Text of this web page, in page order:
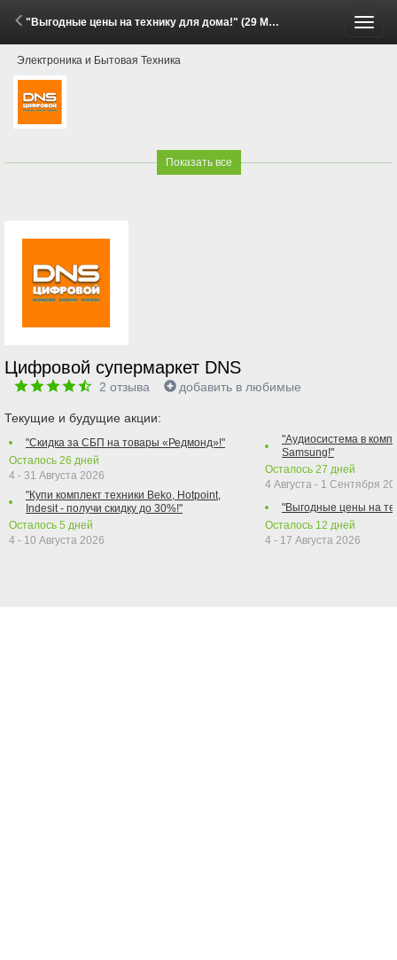
"Выгодные цены на технику для дома!" (29 Мая - 15 Июня 2026)
Электроника и Бытовая Техника
Показать все
Цифровой супермаркет DNS
2 отзыва добавить в любимые
Текущие и будущие акции:
"Скидка за СБП на товары «Редмонд»!"
Осталось 26 дней
4 - 31 Августа 2026
"Купи комплект техники Beko, Hotpoint,
Indesit - получи скидку до 30%!"
Осталось 5 дней
4 - 10 Августа 2026
"Аудиосистема в
Samsung!"
Осталось 27 дней
4 Августа - 1 Сентября
"Выгодные цены на
Осталось 12 дней
4 - 17 Августа 2026